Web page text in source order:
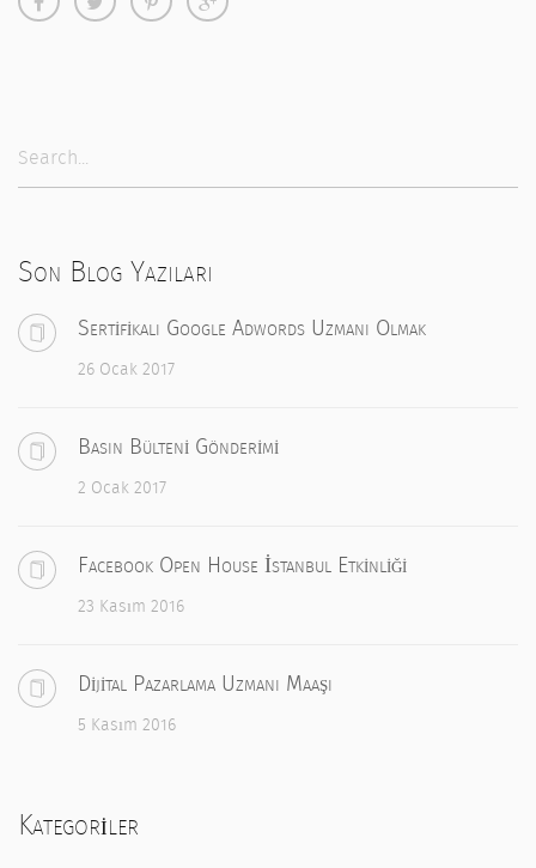
Son Blog Yazıları
Sertifikalı Google Adwords Uzmanı Olmak
26 Ocak 2017
Basın Bülteni Gönderimi
2 Ocak 2017
Facebook Open House İstanbul Etkinliği
23 Kasım 2016
Dijital Pazarlama Uzmanı Maaşı
5 Kasım 2016
Kategoriler